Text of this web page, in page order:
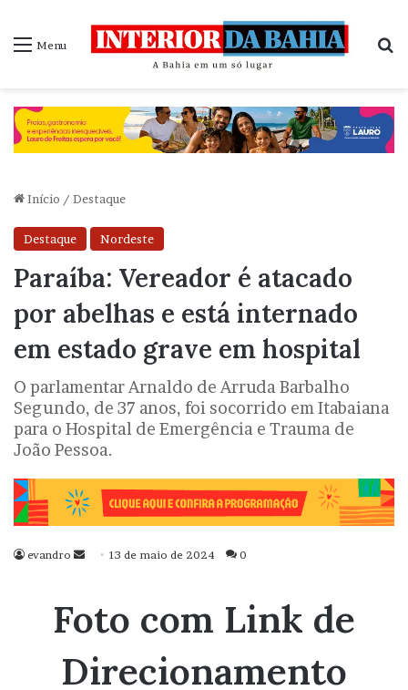
Menu
Início / Destaque
Destaque Nordeste
Paraíba: Vereador é atacado
por abelhas e está internado
em estado grave em hospital
O parlamentar Arnaldo de Arruda Barbalho
Segundo, de 37 anos, foi socorrido em Itabaiana
para o Hospital de Emergência e Trauma de
João Pessoa.
evandro
Mande
mail
13 de maio de 2024 0
Foto com Link de
Direcionamento